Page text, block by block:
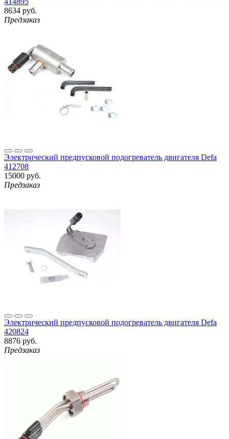
8634 руб.
Предзаказ
Электрический предпусковой подогреватель двигателя Defa
412708
15000 руб.
Предзаказ
Электрический предпусковой подогреватель двигателя Defa
420824
8876 руб.
Предзаказ